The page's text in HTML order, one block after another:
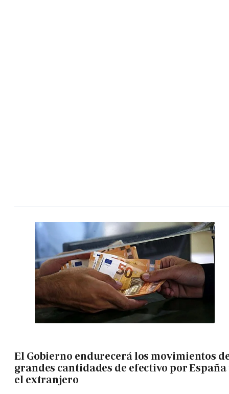
El Gobierno endurecerá los movimientos
grandes cantidades de efectivo por España
el extranjero